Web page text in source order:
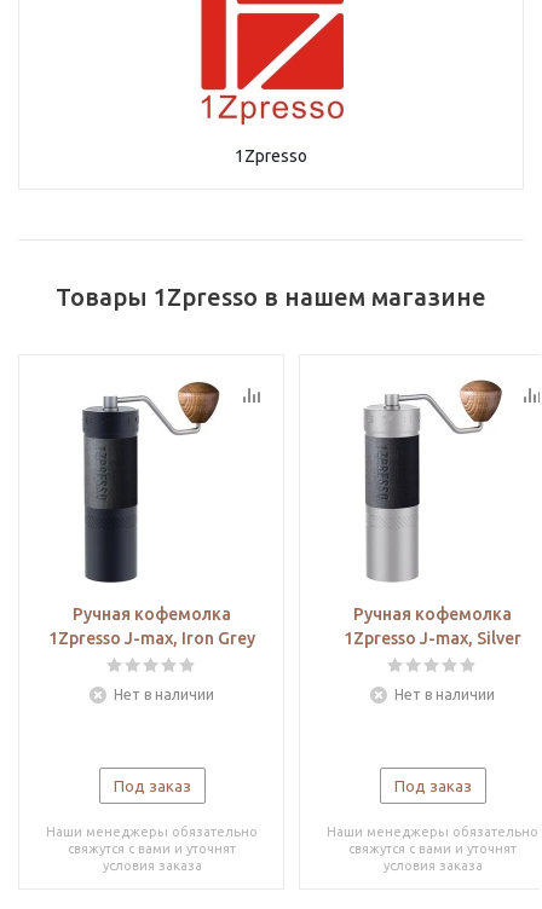
1Zpresso
Товары 1Zpresso в нашем магазине
Ручная кофемолка
1Zpresso J-max, Iron Grey
Нет в наличии
Под заказ
Наши менеджеры обязательно
свяжутся с вами и уточнят
условия заказа
Ручная кофемолка
1Zpresso J-max, Silver
Нет в наличии
Под заказ
Наши менеджеры обязательно
свяжутся с вами и уточнят
условия заказа